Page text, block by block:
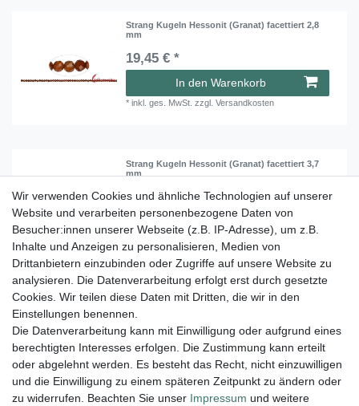
Strang Kugeln Hessonit (Granat) facettiert 2,8
mm
19,45 € *
In den Warenkorb
*inkl. ges. MwSt. zzgl.Versandkosten
Strang Kugeln Hessonit (Granat) facettiert 3,7
mm
22,45 € *
In den Warenkorb
inkl. ges. MwSt. Versandkosten
Lieferung und Versand
Wir verwenden Cookies und ähnliche Technologien auf unserer
Website und verarbeiten personenbezogene Daten von
Besucher:innen unserer Webseite (z.B. IP-Adresse), um z.B.
Inhalte und Anzeigen zu personalisieren, Medien von
Drittanbietern einzubinden oder Zugriffe auf unsere Website zu
analysieren. Die Datenverarbeitung erfolgt erst durch gesetzte
Cookies. Wir teilen diese Daten mit Dritten, die wir in den
Einstellungen benennen.
Die Datenverarbeitung kann mit Einwilligung oder aufgrund eines
berechtigten Interesses erfolgen. Die Zustimmung kann erteilt
oder abgelehnt werden. Es besteht das Recht, nicht einzuwilligen
und die Einwilligung zu einem späteren Zeitpunkt zu ändern oder
zu widerrufen. Beachten Sie unser Impressum und weitere